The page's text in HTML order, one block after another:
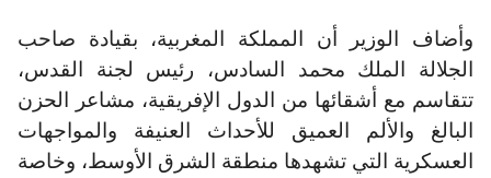
وأضاف الوزير أن المملكة المغربية، بقيادة صاحب
الجلالة الملك محمد السادس، رئيس لجنة القدس،
تتقاسم مع أشقائها من الدول الإفريقية، مشاعر الحزن
البالغ والألم العميق للأحداث العنيفة والمواجهات
العسكرية التي تشهدها منطقة الشرق الأوسط، وخاصة